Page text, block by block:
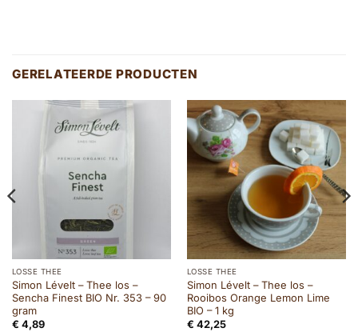
GERELATEERDE PRODUCTEN
LOSSE THEE
Simon Lévelt – Thee los –
Sencha Finest BIO Nr. 353 – 90
gram
€ 4,89
LOSSE THEE
Simon Lévelt – Thee los –
Rooibos Orange Lemon Lime
BIO – 1 kg
€ 42,25